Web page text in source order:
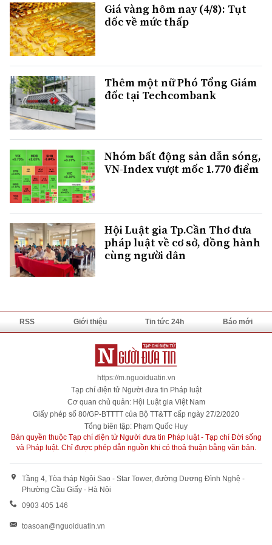
Giá vàng hôm nay (4/8): Tụt
dốc về mức thấp
Thêm một nữ Phó Tổng Giám
đốc tại Techcombank
Nhóm bất động sản dẫn sóng,
VN-Index vượt mốc 1.770 điểm
Hội Luật gia Tp.Cần Thơ đưa
pháp luật về cơ sở, đồng hành
cùng người dân
RSS Giới thiệu Tin tức 24h Báo mới
https://m.nguoiduatin.vn
Tạp chí điện tử Người đưa tin Pháp luật
Cơ quan chủ quản: Hội Luật gia Việt Nam
Giấy phép số 80/GP-BTTTT của Bộ TT&TT cấp ngày 27/2/2020
Tổng biên tập: Phạm Quốc Huy
Bản quyền thuộc Tạp chí điện tử Người đưa tin Pháp luật - Tạp chí Đời sống
và Pháp luật. Chỉ được phép dẫn nguồn khi có thoả thuận bằng văn bản.
Tầng 4, Tòa tháp Ngôi Sao - Star Tower, đường Dương Đình Nghệ -
Phường Cầu Giấy - Hà Nội
0903 405 146
toasoan@nguoiduatin.vn